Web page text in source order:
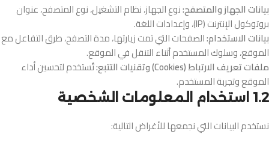
بيانات الجهاز والمتصفح:نوع الجهاز، نظام التشغيل، نوع المتصفح، عنوان
بروتوكول الإنترنت (IP)، وإعدادات اللغة.
بيانات الاستخدام:الصفحات التي تمت زيارتها، مدة التصفح، طرق التفاعل مع
الموقع، وسلوك المستخدم أثناء التنقل في الموقع.
ملفات تعريف الارتباط (Cookies) وتقنيات التتبع:
تُستخدم لتحسين أداء
الموقع وتجربة المستخدم.
1.2 استخدام المعلومات الشخصية
نستخدم البيانات التي نجمعها للأغراض التالية: